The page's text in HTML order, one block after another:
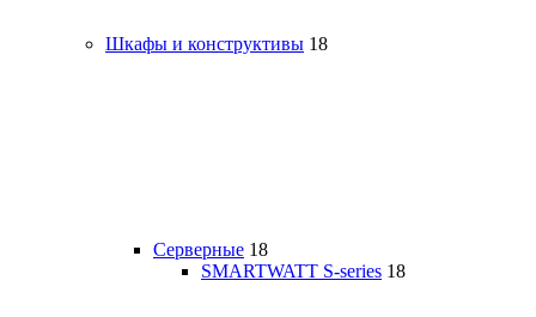
Шкафы и конструктивы 18
Серверные 18
SMARTWATT S-series 18